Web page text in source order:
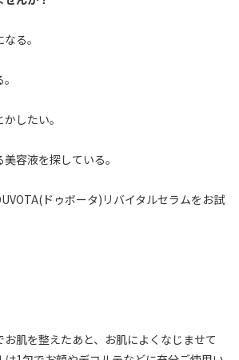
る。
したい。
容液を探している。
ドゥボータ)リバイタルセラムをお試
肌を整えたあと、お肌によくなじませて